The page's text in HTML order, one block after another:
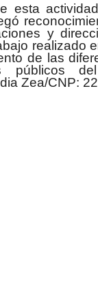
esta
y
realizado
de las
públicos del
Zea/CNP: